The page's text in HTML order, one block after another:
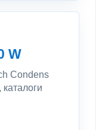
W
Condens